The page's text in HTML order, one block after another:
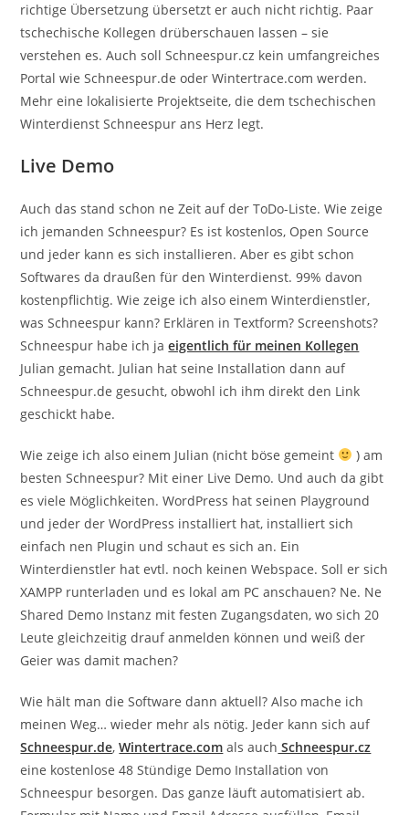
richtige Übersetzung übersetzt er auch nicht richtig. Paar
tschechische Kollegen drüberschauen lassen – sie
verstehen es. Auch soll Schneespur.cz kein umfangreiches
Portal wie Schneespur.de oder Wintertrace.com werden.
Mehr eine lokalisierte Projektseite, die dem tschechischen
Winterdienst Schneespur ans Herz legt.
Live Demo
Auch das stand schon ne Zeit auf der ToDo-Liste. Wie zeige
ich jemanden Schneespur? Es ist kostenlos, Open Source
und jeder kann es sich installieren. Aber es gibt schon
Softwares da draußen für den Winterdienst. 99% davon
kostenpflichtig. Wie zeige ich also einem Winterdienstler,
was Schneespur kann? Erklären in Textform? Screenshots?
Schneespur habe ich jaeigentlich für meinen Kollegen
Julian gemacht. Julian hat seine Installation dann auf
Schneespur.de gesucht, obwohl ich ihm direkt den Link
geschickt habe.
Wie zeige ich also einem Julian (nicht böse gemeint
) am
besten Schneespur? Mit einer Live Demo. Und auch da gibt
es viele Möglichkeiten. WordPress hat seinen Playground
und jeder der WordPress installiert hat, installiert sich
einfach nen Plugin und schaut es sich an. Ein
Winterdienstler hat evtl. noch keinen Webspace. Soll er sich
XAMPP runterladen und es lokal am PC anschauen? Ne. Ne
Shared Demo Instanz mit festen Zugangsdaten, wo sich 20
Leute gleichzeitig drauf anmelden können und weiß der
Geier was damit machen?
Wie hält man die Software dann aktuell? Also mache ich
meinen Weg… wieder mehr als nötig. Jeder kann sich auf
Schneespur.de,Wintertrace.com als auch Schneespur.cz
eine kostenlose 48 Stündige Demo Installation von
Schneespur besorgen. Das ganze läuft automatisiert ab.